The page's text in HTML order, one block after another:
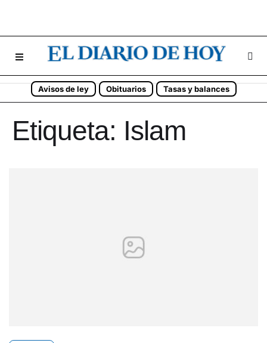
Avisos de ley Obituarios Tasas y balances
Etiqueta: Islam